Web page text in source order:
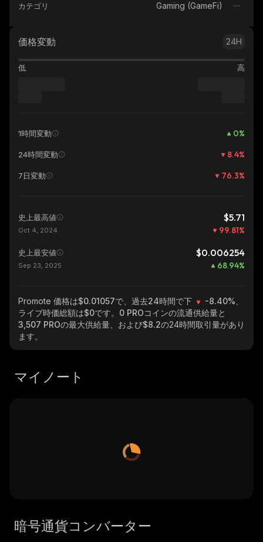
カテゴリ Gaming (GameFi)
価格変動 24H
低 高
1時間変動 0%
24時間変動 8.4%
7日変動 76.3%
史上最高値 $5.71
Oct 4, 2024 99.81%
史上最安値 $0.006254
Sep 23, 2025 68.94%
Promote 価格は$0.01057で、過去24時間で下 -8.40%
ライブ時価総額は$0です。 0 PROコインの流通供給量と
3,507 PROの最大供給量、および$8.2の24時間取引量があり
ます。
マイノート
暗号通貨コンバーター